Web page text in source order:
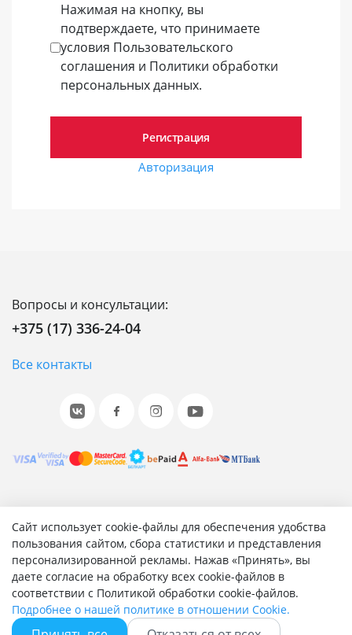
Сайт использует cookie-файлы для обеспечения удобства
пользования сайтом, сбора статистики и представления
персонализированной рекламы. Нажав «Принять», вы
даете согласие на обработку всех cookie-файлов в
соответствии с Политикой обработки cookie-файлов.
Подробнее о нашей политике в отношении Cookie.
Нажимая на кнопку, вы
подтверждаете, что принимаете
условия Пользовательского
соглашения и Политики обработки
персональных данных.
Авторизация
Вопросы и консультации:
+375 (17) 336-24-04
Все контакты
© 2001-2026 «Битрикс», «1С-Битрикс». Работает на 1С-
Битрикс: Управление сайтом.
Согласие на обработку персональных данных
Отзыв согласия на обработку персональных данных
Политика обработки персональных данных
Соглашение об использовании сайта